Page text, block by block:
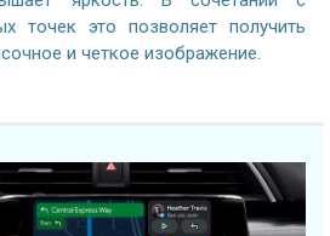
точек это позволяет получить
и четкое изображение.